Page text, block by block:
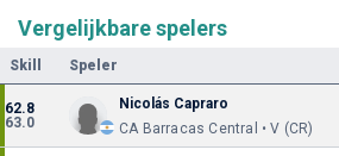
Vergelijkbare spelers
Skill Speler
62.8
63.0
Nicolás Capraro
CA Barracas Central • V (CR)